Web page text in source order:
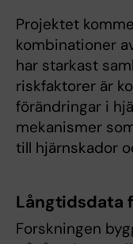
Projektet
kombinationer
har starkast
riskfaktorer är
förändringar i
mekanismer
till hjärnskador
Långtidsdata
Forskningen